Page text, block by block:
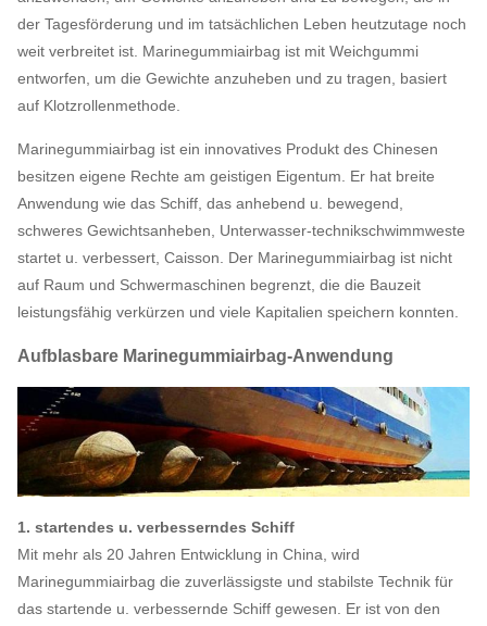
der Tagesförderung und im tatsächlichen Leben heutzutage noch
weit verbreitet ist. Marinegummiairbag ist mit Weichgummi
entworfen, um die Gewichte anzuheben und zu tragen, basiert
auf Klotzrollenmethode.
Marinegummiairbag ist ein innovatives Produkt des Chinesen
besitzen eigene Rechte am geistigen Eigentum. Er hat breite
Anwendung wie das Schiff, das anhebend u. bewegend,
schweres Gewichtsanheben, Unterwasser-technikschwimmweste
startet u. verbessert, Caisson. Der Marinegummiairbag ist nicht
auf Raum und Schwermaschinen begrenzt, die die Bauzeit
leistungsfähig verkürzen und viele Kapitalien speichern konnten.
Aufblasbare Marinegummiairbag-Anwendung
1. startendes u. verbesserndes Schiff
Mit mehr als 20 Jahren Entwicklung in China, wird
Marinegummiairbag die zuverlässigste und stabilste Technik für
das startende u. verbessernde Schiff gewesen. Er ist von den